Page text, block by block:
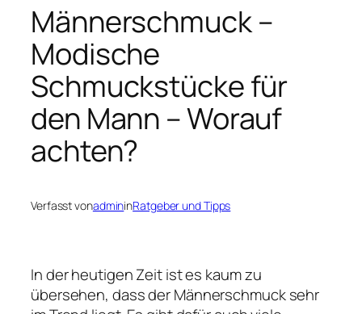
Männerschmuck –
Modische
Schmuckstücke für
den Mann – Worauf
achten?
Verfasst vonadmininRatgeber und Tipps
In der heutigen Zeit ist es kaum zu
übersehen, dass der Männerschmuck sehr